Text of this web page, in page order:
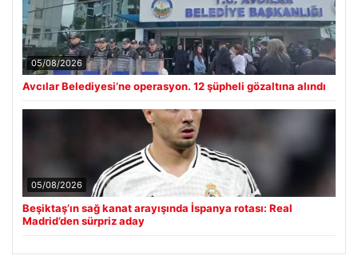
05/08/2026
Avcılar Belediyesi’ne operasyon. 12 şüpheli gözaltına alındı
05/08/2026
Beşiktaş’ın sağ kanat arayışında İspanya rotası: Real
Madrid’den sürpriz aday